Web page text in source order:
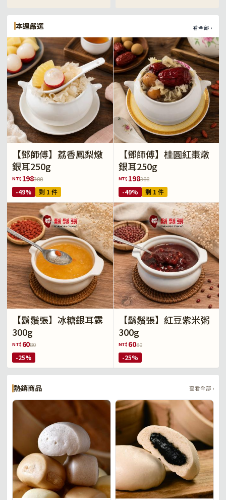
本週嚴選 看全部 ›
【鄧師傅】荔香鳳梨燉
銀耳250g
NT$ 198388
-49% 剩 1 件
【鄧師傅】桂圓紅棗燉
銀耳250g
NT$ 198388
-49% 剩 1 件
【鬍鬚張】冰糖銀耳露
300g
NT$ 6080
-25%
【鬍鬚張】紅豆紫米粥
300g
NT$ 6080
-25%
熱銷商品 查看全部 ›